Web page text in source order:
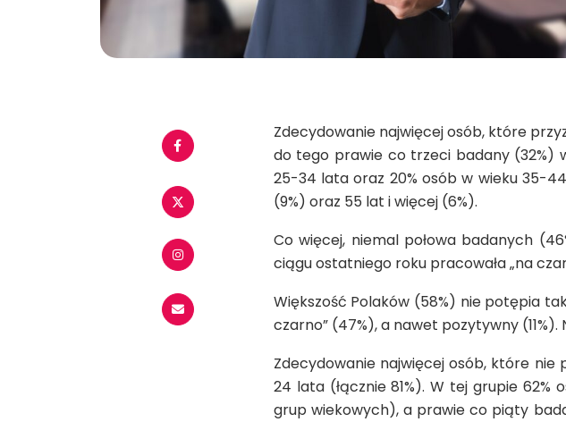
Zdecydowanie najwięcej osób, które
do tego prawie co trzeci badany (32%)
25-34 lata oraz 20% osób w wieku 35-
(9%) oraz 55 lat i więcej (6%).
Co więcej, niemal połowa badanych
ciągu ostatniego roku pracowała „na
Większość Polaków (58%) nie potępia
czarno” (47%), a nawet pozytywny
Zdecydowanie najwięcej osób, które nie
24 lata (łącznie 81%). W tej grupie
grup wiekowych), a prawie co piąty